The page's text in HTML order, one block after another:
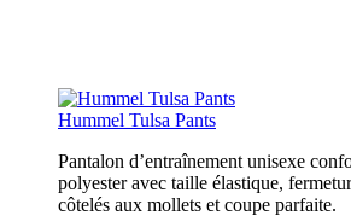
Hummel Tulsa Pants
Pantalon d’entraînement unisexe
polyester avec taille élastique,
côtelés aux mollets et coupe parfaite.